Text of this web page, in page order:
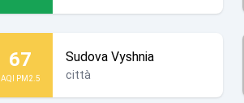
67
AQI PM2.5
Sudova Vyshnia
città